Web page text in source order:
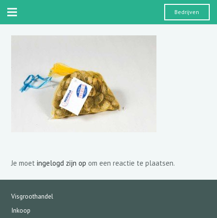
Bedrijven
Je moet ingelogd zijn op om een reactie te plaatsen.
Visgroothandel
Inkoop